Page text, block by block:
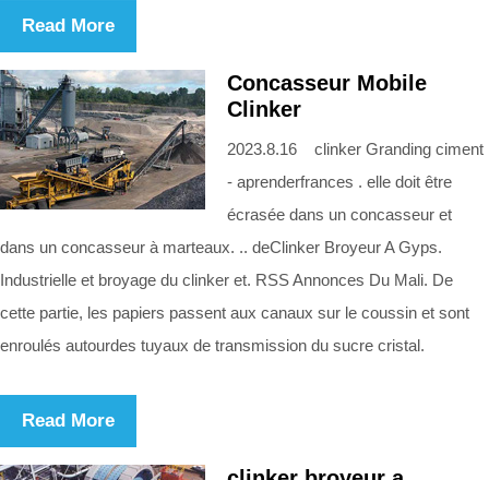
Read More
Concasseur Mobile
Clinker
2023.8.16 clinker Granding ciment
- aprenderfrances . elle doit être
écrasée dans un concasseur et
dans un concasseur à marteaux. .. deClinker Broyeur A Gyps.
Industrielle et broyage du clinker et. RSS Annonces Du Mali. De
cette partie, les papiers passent aux canaux sur le coussin et sont
enroulés autourdes tuyaux de transmission du sucre cristal.
Read More